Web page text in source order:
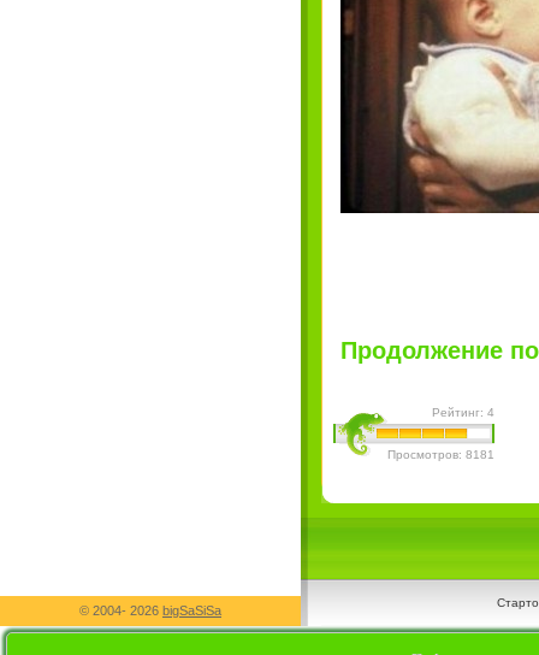
Продолжение
Рейтинг: 4
Просмотров: 8181
© 2004- 2026 bigSaSiSa